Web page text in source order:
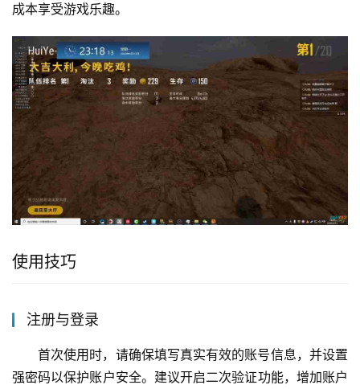
成本享受游戏乐趣。
使用技巧
注册与登录
首次使用时，请确保填写真实有效的账号信息，并设置
强密码以保护账户安全。建议开启二次验证功能，增加账户